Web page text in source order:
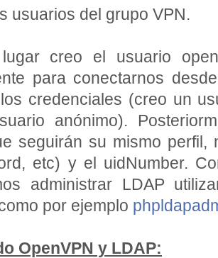
usuarios del grupo VPN.
creo el usuario
para conectarnos
credenciales (creo un
anónimo).
seguirán su mismo perfil,
etc) y el uidNumber.
administrar LDAP
por ejemplo
OpenVPN y LDAP: